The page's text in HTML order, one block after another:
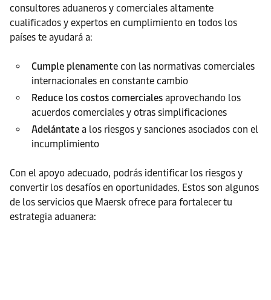
consultores aduaneros y comerciales altamente
cualificados y expertos en cumplimiento en todos los
países te ayudará a:
Cumple plenamente con las normativas comerciales
internacionales en constante cambio
Reduce los costos comerciales aprovechando los
acuerdos comerciales y otras simplificaciones
Adelántate a los riesgos y sanciones asociados con el
incumplimiento
Con el apoyo adecuado, podrás identificar los riesgos y
convertir los desafíos en oportunidades. Estos son algunos
de los servicios que Maersk ofrece para fortalecer tu
estrategia aduanera: